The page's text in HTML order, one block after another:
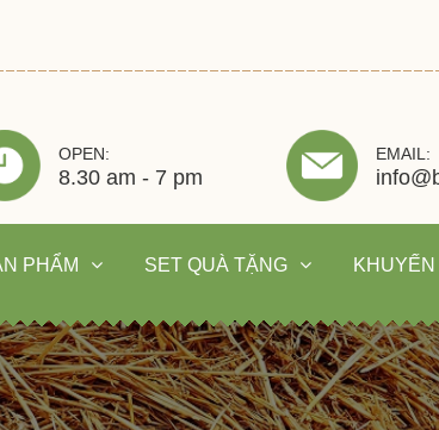
EMAIL:
OPEN:
8.30 am - 7 pm
PHẨM SET QUÀ TẶNG KHUYẾN